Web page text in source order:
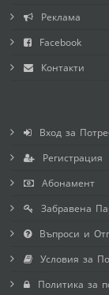
Реклама
Facebook
Контакти
Вход за
Регистрация
Абонамент
Забравена
Въпроси и
Условия за
Политика за